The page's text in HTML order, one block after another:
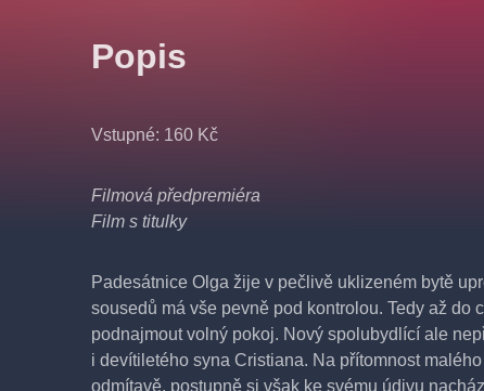
Popis
Vstupné: 160 Kč
Filmová předpremiéra
Film s titulky
Padesátnice Olga žije v pečlivě uklizeném bytě
sousedů má vše pevně pod kontrolou. Tedy až do
podnajmout volný pokoj. Nový spolubydlící ale
i devítiletého syna Cristiana. Na přítomnost
odmítavě, postupně si však ke svému údivu